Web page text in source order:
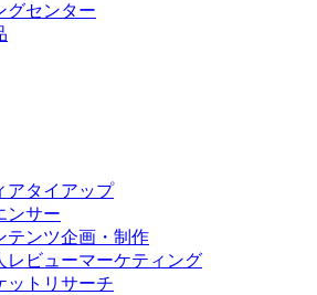
グセンター
アタイアップ
ンサー
テンツ企画・制作
レビューマーケティング
ットリサーチ